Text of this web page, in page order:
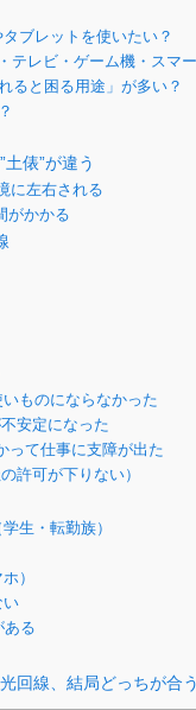
ブレットを使いたい？
テレビ・ゲーム機・スマ
ると困る用途」が多い？
俵”が違う
に左右される
がかかる
ものにならなかった
安定になった
って仕事に支障が出た
許可が下りない）
生・転勤族）
）
い
ある
回線、結局どっちが合